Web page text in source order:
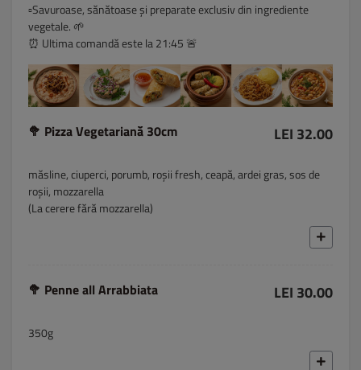
▫️Savuroase, sănătoase și preparate exclusiv din ingrediente
vegetale. 🌱
⏰ Ultima comandă este la 21:45 🚨
🥦 Pizza Vegetariană 30cm LEI 32.00
măsline, ciuperci, porumb, roșii fresh, ceapă, ardei gras, sos de
roșii, mozzarella
(La cerere fără mozzarella)
🥦 Penne all Arrabbiata LEI 30.00
350g